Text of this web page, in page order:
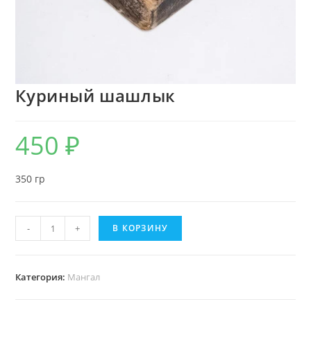
Куриный шашлык
450₽
350 гр
- + В КОРЗИНУ
Категория: Мангал